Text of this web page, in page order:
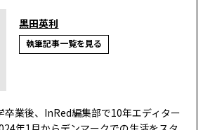
黒田英利
執筆記事一覧を見る
卒業後、InRed編集部で10年エディター